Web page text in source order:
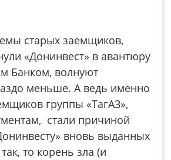
старых заемщиков,
«Донинвест» в авантюру
Банком, волнуют
меньше. А ведь именно
группы «ТагАЗ»,
стали причиной
вновь выданных
то корень зла (и